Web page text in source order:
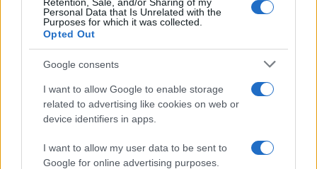
Personal Data that Is Unrelated with the
Purposes for which it was collected.
Opted Out
Google consents
I want to allow Google to enable storage
related to advertising like cookies on web or
device identifiers in apps.
I want to allow my user data to be sent to
Google for online advertising purposes.
HELLENiQ ENERGY: Κέρδη
εξάμηνο – Στα 734 εκατ.
ευρώ τα EBITDA
ΣΤΑΣΥ: 29,4 χλμ. νέων
σιδηροτροχιών στο Μετρό
της Αθήνας - Στο τελικό